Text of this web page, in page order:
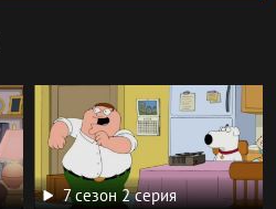
7 сезон 2 серия